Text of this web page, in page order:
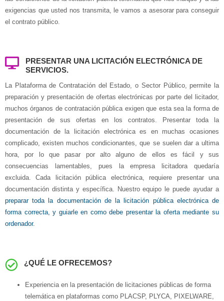
exigencias que usted nos transmita, le vamos a asesorar para conseguir
el contrato público.
PRESENTAR UNA LICITACIÓN ELECTRÓNICA DE
SERVICIOS.
La Plataforma de Contratación del Estado, o Sector Público, permite la
preparación y presentación de ofertas electrónicas por parte del licitador,
muchos órganos de contratación pública exigen que esta sea la forma de
presentación de sus ofertas en los contratos. Presentar toda la
documentación de la licitación electrónica es en muchas ocasiones
complicado, existen muchos condicionantes, que se suelen dar a ultima
hora, por lo que pasar por alto alguno de ellos es fácil y sus
consecuencias lamentables, pues la empresa licitadora quedaría
excluida. Cada licitación pública electrónica, requiere presentar una
documentación distinta y específica. Nuestro equipo le puede ayudar a
preparar toda la documentación de la licitación pública electrónica de
forma correcta, y guiarle en como debe presentar la oferta mediante su
ordenador.
¿QUÉ LE OFRECEMOS?
Experiencia en la presentación de licitaciones públicas de forma
telemática en plataformas como PLACSP, PLYCA, PIXELWARE,